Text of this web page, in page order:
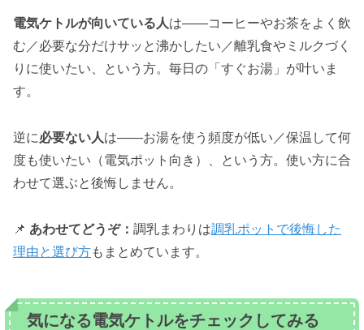
電気ケトルが向いている人は——コーヒーやお茶をよく飲
む／必要な分だけサッと沸かしたい／離乳食やミルクづく
りに使いたい、という方。毎日の「すぐお湯」が叶いま
す。
逆に必要ない人は——お湯を使う頻度が低い／保温して何
度も使いたい（電気ポット向き）、という方。使い方に合
わせて選ぶと後悔しません。
📌 あわせてどうぞ： 調乳まわりは調乳ポットで後悔した
理由と選び方もまとめています。
気になる電気ケトルをチェックしてみる